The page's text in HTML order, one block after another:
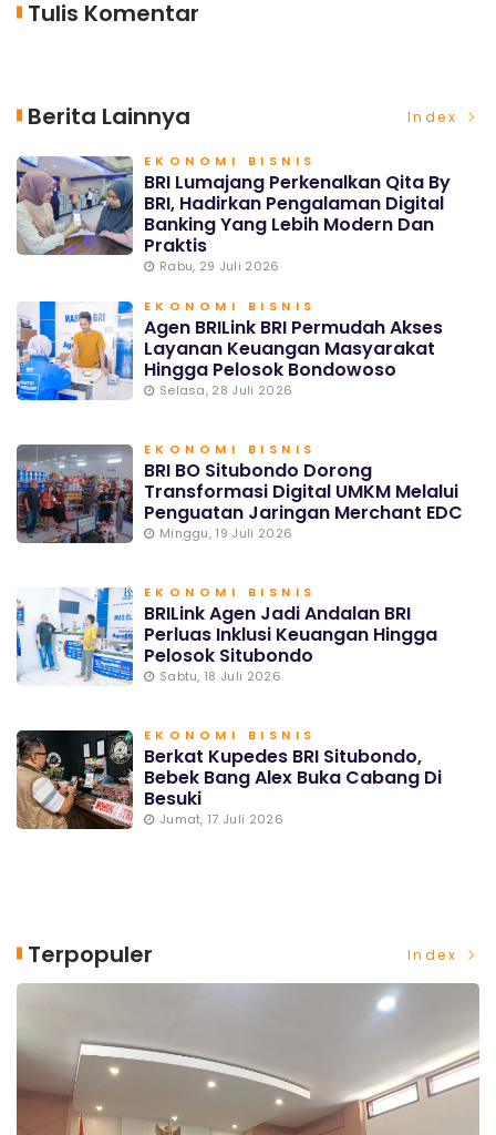
Tulis Komentar
Berita Lainnya Index
EKONOMI BISNIS
BRI Lumajang Perkenalkan Qita By
BRI, Hadirkan Pengalaman Digital
Banking Yang Lebih Modern Dan
Praktis
Rabu, 29 Juli 2026
EKONOMI BISNIS
Agen BRILink BRI Permudah Akses
Layanan Keuangan Masyarakat
Hingga Pelosok Bondowoso
Selasa, 28 Juli 2026
EKONOMI BISNIS
BRI BO Situbondo Dorong
Transformasi Digital UMKM Melalui
Penguatan Jaringan Merchant EDC
Minggu, 19 Juli 2026
EKONOMI BISNIS
BRILink Agen Jadi Andalan BRI
Perluas Inklusi Keuangan Hingga
Pelosok Situbondo
Sabtu, 18 Juli 2026
EKONOMI BISNIS
Berkat Kupedes BRI Situbondo,
Bebek Bang Alex Buka Cabang Di
Besuki
Jumat, 17 Juli 2026
Terpopuler Index